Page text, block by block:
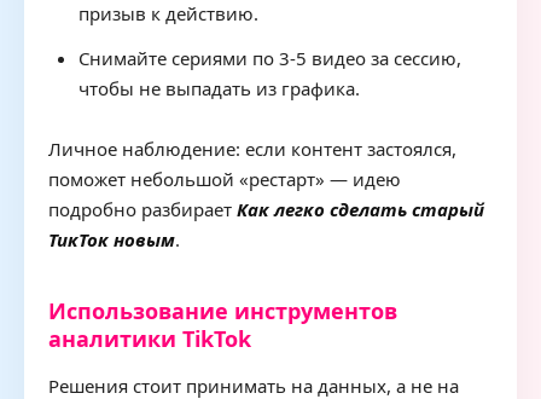
призыв к действию.
Снимайте сериями по 3-5 видео за сессию,
чтобы не выпадать из графика.
Личное наблюдение: если контент застоялся,
поможет небольшой «рестарт» — идею
подробно разбирает Как легко сделать старый
ТикТок новым.
Использование инструментов
аналитики TikTok
Решения стоит принимать на данных, а не на